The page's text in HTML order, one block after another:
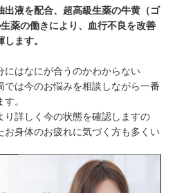
出液を配合、超高級生薬の牛黄（ゴ
薬の働きにより、血行不良を改善
ます。
にはなにが合うのかわからない
では今のお悩みを相談しながら一番
。
り詳しく今の状態を確認しますの
お身体のお疲れに気づく方も多くい